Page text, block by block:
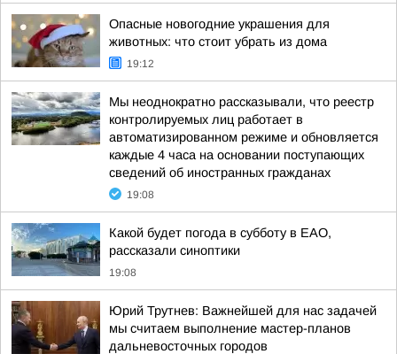
Опасные новогодние украшения для
животных: что стоит убрать из дома
19:12
Мы неоднократно рассказывали, что реестр
контролируемых лиц работает в
автоматизированном режиме и обновляется
каждые 4 часа на основании поступающих
сведений об иностранных гражданах
19:08
Какой будет погода в субботу в ЕАО,
рассказали синоптики
19:08
Юрий Трутнев: Важнейшей для нас задачей
мы считаем выполнение мастер-планов
дальневосточных городов